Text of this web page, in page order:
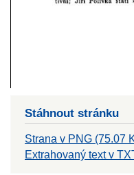
Stáhnout stránku
Strana v PNG (75.07
Extrahovaný text v